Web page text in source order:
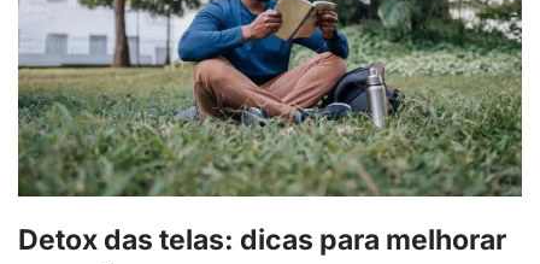
Detox das telas: dicas para melhorar